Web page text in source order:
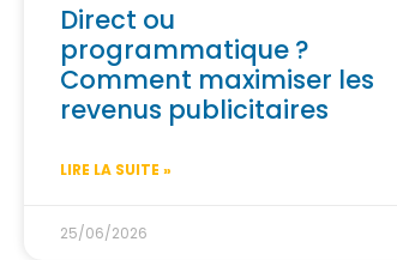
Direct ou
programmatique ?
Comment maximiser les
revenus publicitaires
LIRE LA SUITE »
25/06/2026